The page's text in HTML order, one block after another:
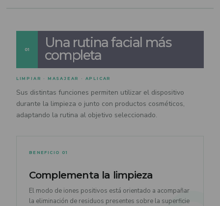
01 Una rutina facial más
completa
LIMPIAR · MASAJEAR · APLICAR
Sus distintas funciones permiten utilizar el dispositivo
durante la limpieza o junto con productos cosméticos,
adaptando la rutina al objetivo seleccionado.
BENEFICIO 01
Complementa la limpieza
El modo de iones positivos está orientado a acompañar
la eliminación de residuos presentes sobre la superficie